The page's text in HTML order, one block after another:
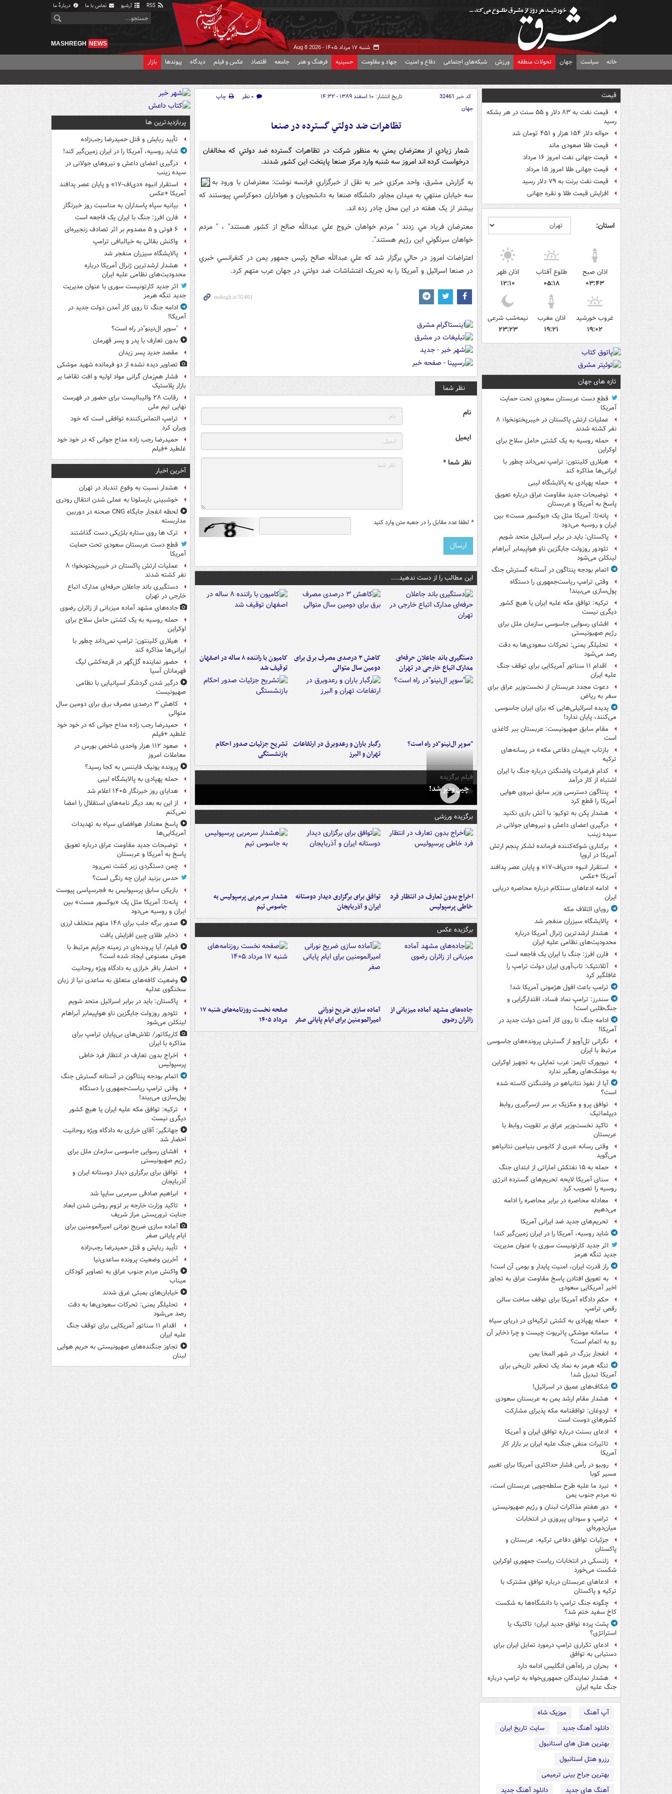
آرشیو تماس با ما دربارهٔ ما
شنبه ۱۷ مرداد ۱۴۰۵ - Aug 8 2026
MASHREGH NEWS
خانه سیاست جهان تحولات منطقه ورزش شبکه‌های اجتماعی دفاع و امنیت جهاد و مقاومت حسینیه فرهنگ و هنر جامعه اقتصاد عکس و فیلم دیدگاه پیوندها بازار
قیمت
قیمت نفت به ۸۳ دلار و ۵۵ سنت در هر بشکه
رسید
حواله دلار ۱۵۴ هزار و ۴۵۱ تومان شد
قیمت طلا صعودی ماند
قیمت جهانی نفت امروز ۱۶ مرداد
قیمت جهانی طلا امروز ۱۵ مرداد
قیمت نفت برنت به ۷۹ دلار رسید
افزایش قیمت طلا و نقره جهانی
استان:
اذان صبح
۰۳:۴۳
طلوع آفتاب
۰۵:۱۸
اذان ظهر
۱۲:۱۰
غروب خورشید
۱۹:۰۲
اذان مغرب
۱۹:۲۱
نیمه‌شب شرعی
۲۳:۲۳
تازه های جهان
قطع دست عربستان سعودیِ تحت حمایت
آمریکا
عملیات ارتش پاکستان در خیبرپختونخوا؛ ۸
نفر کشته شدند
حمله روسیه به یک کشتی حامل سلاح برای
اوکراین
هیلاری کلینتون: ترامپ نمی‌داند چطور با
ایرانی‌ها مذاکره کند
حمله پهپادی به پالایشگاه لیبی
توضیحات جدید مقاومت عراق درباره تعویق
پاسخ به آمریکا و عربستان
پانه‌تا: آمریکا مثل یک «بوکسور مست» بین
ایران و روسیه می‌دود
پاکستان: باید در برابر اسرائیل متحد شویم
تئودور روزولت جایگزین ناو هواپیمابر آبراهام
لینکلن می‌شود
اتمام بودجه پنتاگون در آستانه گسترش جنگ
وقتی ترامپ ریاست‌جمهوری را دستگاه
پول‌سازی می‌بیند!
ترکیه: توافق مکه علیه ایران یا هیچ کشور
دیگری نیست
افشای رسوایی جاسوسی سازمان ملل برای
رژیم صهیونیستی
تحلیلگر یمنی: تحرکات سعودی‌ها به دقت
رصد می‌شود
اقدام ۱۱ سناتور آمریکایی برای توقف جنگ
علیه ایران
دعوت مجدد عربستان از نخست‌وزیر عراق برای
سفر به ریاض
پدیده اسرائیلی‌هایی که برای ایران جاسوسی
می‌کنند، پایان ندارد!
مقام سابق صهیونیست: عربستان ببر کاغذی
است
بازتاب «پیمان دفاعی مکه» در رسانه‌های
ترکیه
کدام فرضیات واشنگتن درباره جنگ با ایران
اشتباه از کار درآمد
پنتاگون دسترسی وزیر سابق نیروی هوایی
آمریکا را قطع کرد
هشدار پکن به توکیو: با آتش بازی نکنید
درگیری اعضای داعش و نیروهای جولانی در
سیده زینب
برکناری شوکه‌کننده فرمانده لشکر پنجم ارتش
آمریکا در اروپا
استقرار انبوه «دی‌اف‑۱۷» و پایان عصر پدافند
آمریکا +عکس
ادامه ادعاهای سنتکام درباره محاصره دریایی
ایران
رویای ائتلاف مکه
پالایشگاه سیزران منفجر شد
هشدار ارشدترین ژنرال آمریکا درباره
محدودیت‌های نظامی علیه ایران
فارن افرز: جنگ با ایران یک فاجعه است
آتلانتیک: تاب‌آوری ایران دولت ترامپ را
غافلگیر کرد
ترامپ باعث افول هژمونی آمریکا شد!
سندرز: ترامپ نماد فساد، اقتدارگرایی و
جنگ‌طلبی است!
ادامه جنگ تا روی کار آمدن دولت جدید در
آمریکا!
نگرانی تل‌آویو از گسترش پرونده‌های جاسوسی
مرتبط با ایران
نیویورک تایمز: غرب تمایلی به تجهیز اوکراین
به موشک‌های رهگیر ندارد
آیا از نفوذ نتانیاهو در واشنگتن کاسته شده
است؟
توافق پرو و مکزیک بر سر ازسرگیری روابط
دیپلماتیک
تاکید نخست‌وزیر عراق بر تقویت روابط با
عربستان
وقتی رسانه عبری از کابوس بنیامین نتانیاهو
می‌گوید
حمله به ۱۵ نفتکش‌ اماراتی از ابتدای جنگ
سنای آمریکا لایحه تحریم‌های گسترده انرژی
روسیه را تصویب کرد
معادله محاصره در برابر محاصره را ادامه
می‌دهیم
تحریم‌های جدید ضد ایرانی آمریکا
شاید روسیه، آمریکا را در ایران زمین‌گیر کند!
اثر جدید کارتونیست سوری با عنوان مدیریت
جدید تنگه هرمز
راز قدرت ایران، امنیت پایدار و بومی آن است!
به تعویق افتادن پاسخ مقاومت عراق به تجاوز
اخیر آمریکایی سعودی
حکم دادگاه آمریکا برای توقف ساخت سالن
رقص ترامپ
حمله پهپادی به کشتی ترکیه‌ای در دریای سیاه
سامانه موشکی پاتریوت چیست و چرا ذخایر آن
رو به اتمام است؟
انفجار بزرگ در شهر المخا یمن
تنگه هرمز به نماد یک تحقیر تاریخی برای
آمریکا تبدیل شد!
شکاف‌های عمیق در اسرائیل!
هشدار مقام ارشد یمن به عربستان سعودی
اردوغان: توافقنامه مکه پذیرای مشارکت
کشورهای دوست است
ادعای بسنت درباره توافق ایران و آمریکا
تاثیرات منفی جنگ علیه ایران بر بازار کار
آمریکا
روبیو در رأس فشار حداکثری آمریکا برای تغییر
مسیر کوبا
نبرد ما علیه طرح سلطه‌جویی عربستان است،
نه مردم جنوب یمن
دور هفتم مذاکرات لبنان و رژیم صهیونیستی
ترامپ و سودای پیروزی در انتخابات
میان‌دوره‌ای
جزئیات توافق دفاعی ترکیه، عربستان و
پاکستان
زلنسکی در انتخابات ریاست جمهوری اوکراین
شکست می‌خورد
ادعاهای عربستان درباره توافق مشترک با
ترکیه و پاکستان
چگونه جنگ ترامپ با دانشگاه‌ها به شکست
کاخ سفید ختم شد؟
پشت پرده توافق جدید ایران؛ تاکتیک یا
استراتژی؟
ادعای تکراری ترامپ درمورد تمایل ایران برای
دستیابی به توافق
بحران در راه‌آهن انگلیس ادامه دارد
هشدار نمایندگان جمهوری‌خواه به ترامپ درباره
جنگ علیه ایران
آپ آهنگ
موزیک شاه
دانلود آهنگ جدید
سایت تاریخ ایران
بهترین هتل های استانبول
رزرو هتل استانبول
بهترین جراح بینی ترمیمی
آهنگ های جدید
دانلود آهنگ جدید
کد خبر 32461 تاریخ انتشار: ۱۰ اسفند ۱۳۸۹ - ۱۴:۳۲ ۰ نظر
چاپ
جهان
تظاهرات ضد دولتي گسترده در صنعا
شمار زيادي از معترضان يمني به منظور شرکت در تظاهرات گسترده ضد دولتي که مخالفان
درخواست کرده اند امروز سه شنبه وارد مرکز صنعا پايتخت اين کشور شدند.
به گزارش مشرق، واحد مرکزي خبر به نقل از خبرگزاري فرانسه نوشت: معترضان با ورود به
سه خيابان منتهي به ميدان مجاور دانشگاه صنعا به دانشجويان و هواداران دموکراسي پيوستند که
بيشتر از يک هفته در اين محل چادر زده اند.
معترضان فرياد مي زدند " مردم خواهان خروج علي عبدالله صالح از کشور هستند" ، " مردم
خواهان سرنگوني اين رژيم هستند".
اعتراضات امروز در حالي برگزار شد که علي عبدالله صالح رئيس جمهور يمن در کنفرانسي خبري
در صنعا اسرائيل و آمريکا را به تحريک اغتشاشات ضد دولتي در جهان عرب متهم کرد.
نظر شما
نام
ایمیل
نظر شما *
* لطفا عدد مقابل را در جعبه متن وارد کنید
این مطالب را از دست ندهید....
دستگیری باند جاعلان حرفه‌ای
مدارک اتباع خارجی در تهران
کاهش ۳ درصدی مصرف برق برای
دومین سال متوالی
کامیون با راننده ۸ ساله در اصفهان
توقیف شد
"سوپر ال‌نینو"در راه است؟
رگبار باران و رعدوبرق در ارتفاعات
تهران و البرز
تشریح جزئیات صدور احکام
بازنشستگی
فیلم برگزیده
چین ونیز شد!
برگزیده ورزشی
اخراج بدون تعارف در انتظار فرد
خاطی پرسپولیس
توافق برای برگزاری دیدار دوستانه
ایران و آذربایجان
هشدار سرمربی پرسپولیس به
جاسوس تیم
برگزیده عکس
جاده‌های مشهد آماده میزبانی از
زائران رضوی
آماده سازی ضریح نورانی
امیرالمومنین برای ایام پایانی صفر
صفحه نخست روزنامه‌های شنبه ۱۷
مرداد ۱۴۰۵
پربازدیدترین ها
تأیید ربایش و قتل حمیدرضا رجب‌زاده
شاید روسیه، آمریکا را در ایران زمین‌گیر کند!
درگیری اعضای داعش و نیروهای جولانی در
سیده زینب
استقرار انبوه «دی‌اف‑۱۷» و پایان عصر پدافند
آمریکا +عکس
بیانیه سپاه پاسداران به مناسبت روز خبرنگار
فارن افرز: جنگ با ایران یک فاجعه است
۶ فوتی و ۵ مصدوم بر اثر تصادف زنجیره‌ای
واکنش بقائی به خیالبافی ترامپ
پالایشگاه سیزران منفجر شد
هشدار ارشدترین ژنرال آمریکا درباره
محدودیت‌های نظامی علیه ایران
اثر جدید کارتونیست سوری با عنوان مدیریت
جدید تنگه هرمز
ادامه جنگ تا روی کار آمدن دولت جدید در
آمریکا!
"سوپر ال‌نینو"در راه است؟
بدون تعارف با پدر و پسر قهرمان
مقصد جدید پسر زیدان
تصاویر دیده‌ نشده از دو فرمانده شهید موشکی
فشار هم‌زمان گرانی مواد اولیه و افت تقاضا بر
بازار پلاستیک
رقابت ۲۸ والیبالیست برای حضور در فهرست
نهایی تیم ملی
ترامپ التماس‌کننده توافقی است که خود
ویران کرد
حمیدرضا رجب زاده مداح جوانی که در خود خود
غلطید +فیلم
آخرین اخبار
هشدار نسبت به وفوع تندباد در تهران
خوشبینی بارسلونا به عملی شدن انتقال رودری
لحظه انفجار جایگاه CNG صحنه در دوربین
مداربسته
ترک ها روی ستاره بلژیکی دست گذاشتند
قطع دست عربستان سعودیِ تحت حمایت
آمریکا
عملیات ارتش پاکستان در خیبرپختونخوا؛ ۸
نفر کشته شدند
دستگیری باند جاعلان حرفه‌ای مدارک اتباع
خارجی در تهران
جاده‌های مشهد آماده میزبانی از زائران رضوی
حمله روسیه به یک کشتی حامل سلاح برای
اوکراین
هیلاری کلینتون: ترامپ نمی‌داند چطور با
ایرانی‌ها مذاکره کند
حضور نماینده گل‌گهر در قرعه‌کشی لیگ
قهرمانان آسیا
درگیر شدن گردشگر اسپانیایی با نظامی
صهیونیست
کاهش ۳ درصدی مصرف برق برای دومین سال
متوالی
حمیدرضا رجب زاده مداح جوانی که در خود خود
غلطید +فیلم
صعود ۱۱۲ هزار واحدی شاخص بورس در
معاملات امروز
پرونده یونیک فایننس به کجا رسید؟
حمله پهپادی به پالایشگاه لیبی
هدایای روز خبرنگار ۱۴۰۵ اعلام شد
از این به بعد دیگر نامه‌های استقلال را امضا
نمی‌کنم
پاسخ معنادار هوافضای سپاه به تهدیدات
آمریکایی‌ها
توضیحات جدید مقاومت عراق درباره تعویق
پاسخ به آمریکا و عربستان
چمن دستگردی زیر کشت نمی‌رود
حدس بزنید ایران چه رنگی است؟
بازیکن سابق پرسپولیس به فجرسپاسی پیوست
پانه‌تا: آمریکا مثل یک «بوکسور مست» بین
ایران و روسیه می‌دود
صدور برگه جلب برای ۱۴۸ متهم متخلف ارزی
ذخایر طلای چین افزایش یافت
فیلم/ آیا پرونده‌ای در زمینه جرایم مرتبط با
هوش مصنوعی ایجاد شده است؟
احضار باقر خرازی به دادگاه ویژه روحانیت
وضعیت کافه‌های متعلق به ساعدی نیا از زبان
سخنگوی عدلیه
پاکستان: باید در برابر اسرائیل متحد شویم
تئودور روزولت جایگزین ناو هواپیمابر آبراهام
لینکلن می‌شود
کاریکاتور/ تلاش‌های بی‌پایان ترامپ برای
مذاکره با ایران
اخراج بدون تعارف در انتظار فرد خاطی
پرسپولیس
اتمام بودجه پنتاگون در آستانه گسترش جنگ
وقتی ترامپ ریاست‌جمهوری را دستگاه
پول‌سازی می‌بیند!
ترکیه: توافق مکه علیه ایران یا هیچ کشور
دیگری نیست
جهانگیر: آقای خرازی به دادگاه ویژه روحانیت
احضار شد
افشای رسوایی جاسوسی سازمان ملل برای
رژیم صهیونیستی
توافق برای برگزاری دیدار دوستانه ایران و
آذربایجان
ابراهیم صادقی سرمربی سایپا شد
تاکید وزارت خارجه بر لزوم روشن شدن ابعاد
جنایت تروریستی مراز شریف
آماده سازی ضریح نورانی امیرالمومنین برای
ایام پایانی صفر
تأیید ربایش و قتل حمیدرضا رجب‌زاده
آخرین وضعیت پرونده ساعدی‌نیا
واکنش مردم جنوب عراق به تصاویر کودکان
میناب
خیابان‌های بمبئی غرق شدند
تحلیلگر یمنی: تحرکات سعودی‌ها به دقت
رصد می‌شود
اقدام ۱۱ سناتور آمریکایی برای توقف جنگ
علیه ایران
تجاوز جنگنده‌های صهیونیستی به حریم هوایی
لبنان